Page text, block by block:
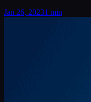
Jan 26, 20231 min